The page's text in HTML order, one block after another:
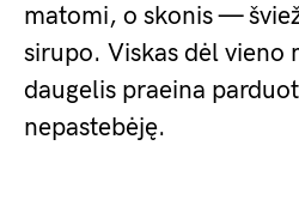
matomi, o skonis —
sirupo. Viskas dėl vieno
daugelis praeina
nepastebėję.